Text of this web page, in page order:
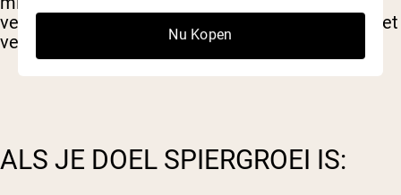
vergeleken met degenen die hun eiwitinname niet
verhoogden (
ALS JE DOEL SPIERGROEI IS:
Nu Kopen